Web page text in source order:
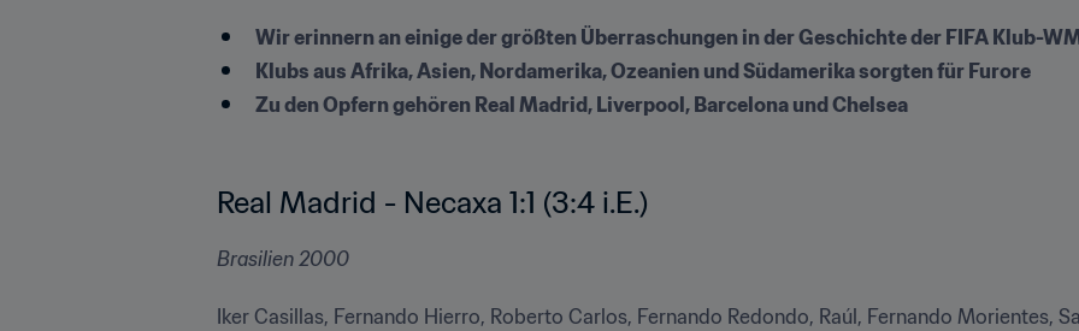
Wir erinnern an einige der größten Überraschungen in der Geschichte der FIFA Klub-
Klubs aus Afrika, Asien, Nordamerika, Ozeanien und Südamerika sorgten für Furore
Zu den Opfern gehören Real Madrid, Liverpool, Barcelona und Chelsea
Real Madrid - Necaxa 1:1 (3:4 i.E.)
Brasilien 2000
Iker Casillas, Fernando Hierro, Roberto Carlos, Fernando Redondo, Raúl, Fernando Morientes,